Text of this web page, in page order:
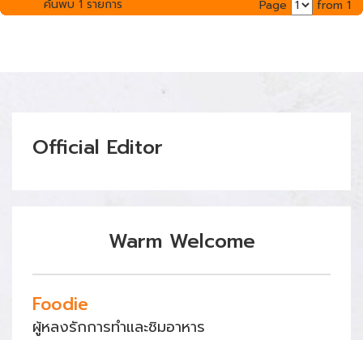
ค้นพบ 1 รายการ Page from 1
Official Editor
Warm Welcome
Foodie
ผู้หลงรักการทำและชิมอาหาร